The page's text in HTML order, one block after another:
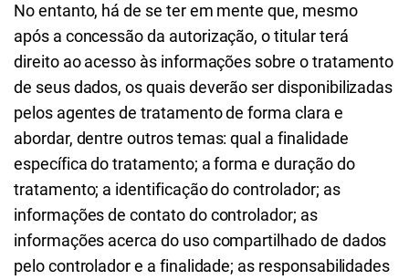
No entanto, há de se ter em mente que, mesmo
após a concessão da autorização, o titular terá
direito ao acesso às informações sobre o tratamento
de seus dados, os quais deverão ser disponibilizadas
pelos agentes de tratamento de forma clara e
abordar, dentre outros temas: qual a finalidade
específica do tratamento; a forma e duração do
tratamento; a identificação do controlador; as
informações de contato do controlador; as
informações acerca do uso compartilhado de dados
pelo controlador e a finalidade; as responsabilidades